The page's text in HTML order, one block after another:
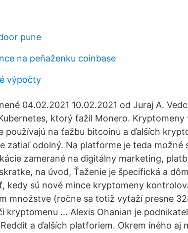
pune
na peňaženku coinbase
výpočty
04.02.2021 10.02.2021 od Juraj A.
ktorý ťažil Monero.
používajú na ťažbu bitcoinu a ďalších
zatiaľ odolný. Na platforme je teda možné
zamerané na digitálny marketing,
na úvod, Ťaženie je špecifická a
kedy sú nové mince kryptomeny
množstve (ročne sa totiž vyťaží presne
kryptomenu … Alexis Ohanian je
a ďalších platforiem. Okrem iného aj